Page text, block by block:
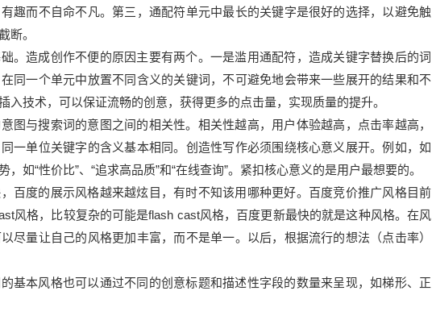
趣而不自命不凡。第三，通配符单元中最长的关键字是很好的选择，以避免触
断。
。造成创作不便的原因主要有两个。一是滥用通配符，造成关键字替换后的词
同一个单元中放置不同含义的关键词，不可避免地会带来一些展开的结果和不
入技术，可以保证流畅的创意，获得更多的点击量，实现质量的提升。
图与搜索词的意图之间的相关性。相关性越高，用户体验越高，点击率越高，
一单位关键字的含义基本相同。创造性写作必须围绕核心意义展开。例如，如
如“性价比”、“追求高品质”和“在线查询”。紧扣核心意义的是用户最想要的。
百度的展示风格越来越炫目，有时不知该用哪种更好。百度竞价推广风格目前
风格，比较复杂的可能是flash cast风格，百度更新最快的就是这种风格。在风
尽量让自己的风格更加丰富，而不是单一。以后，根据流行的想法（点击率）
基本风格也可以通过不同的创意标题和描述性字段的数量来呈现，如梯形、正